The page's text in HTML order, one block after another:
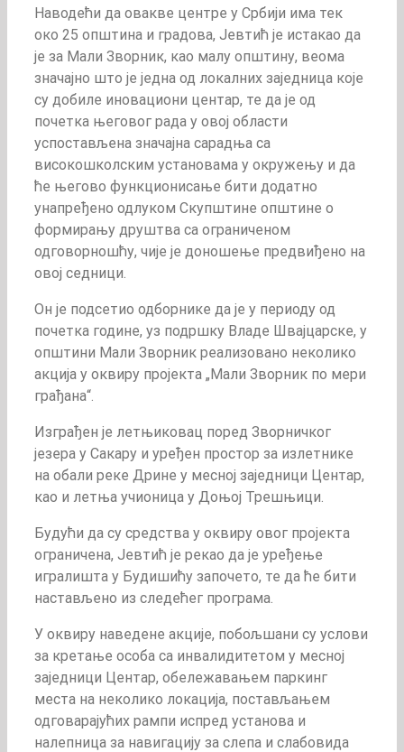
Наводећи да овакве центре у Србији има тек
око 25 општина и градова, Јевтић је истакао да
је за Мали Зворник, као малу општину, веома
значајно што је једна од локалних заједница које
су добиле иновациони центар, те да је од
почетка његовог рада у овој области
успостављена значајна сарадња са
високошколским установама у окружењу и да
ће његово функционисање бити додатно
унапређено одлуком Скупштине општине о
формирању друштва са ограниченом
одговорношћу, чије је доношење предвиђено на
овој седници.
Он је подсетио одборнике да је у периоду од
почетка године, уз подршку Владе Швајцарске, у
општини Мали Зворник реализовано неколико
акција у оквиру пројекта „Мали Зворник по мери
грађана“.
Изграђен је летњиковац поред Зворничког
језера у Сакару и уређен простор за излетнике
на обали реке Дрине у месној заједници Центар,
као и летња учионица у Доњој Трешњици.
Будући да су средства у оквиру овог пројекта
ограничена, Јевтић је рекао да је уређење
игралишта у Будишићу започето, те да ће бити
настављено из следећег програма.
У оквиру наведене акције, побољшани су услови
за кретање особа са инвалидитетом у месној
заједници Центар, обележавањем паркинг
места на неколико локација, постављањем
одговарајућих рампи испред установа и
налепница за навигацију за слепа и слабовида